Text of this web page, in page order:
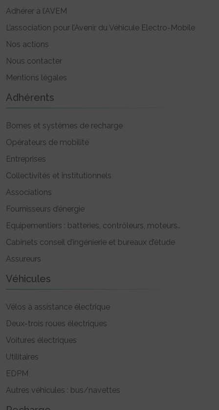
Adhérer à l’AVEM
L’association pour l’Avenir du Véhicule Electro-Mobile
Nos actions
Nous contacter
Mentions légales
Adhérents
Bornes et systèmes de recharge
Opérateurs de mobilité
Entreprises
Collectivités et institutionnels
Associations
Fournisseurs d’énergie
Equipementiers : batteries, contrôleurs, moteurs..
Cabinets conseil d’ingénierie et bureaux d’étude
Assureurs
Véhicules
Vélos à assistance électrique
Deux-trois roues électriques
Voitures électriques
Utilitaires
EDPM
Autres véhicules : bus/navettes